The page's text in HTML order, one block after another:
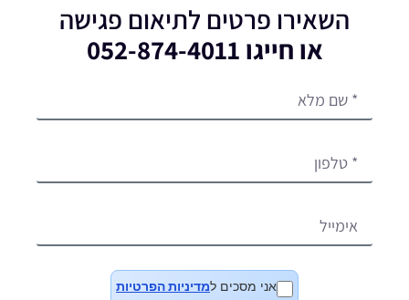
השאירו פרטים לתיאום פגישה
או חייגו 052-874-4011
אני מסכים למדיניות הפרטיות